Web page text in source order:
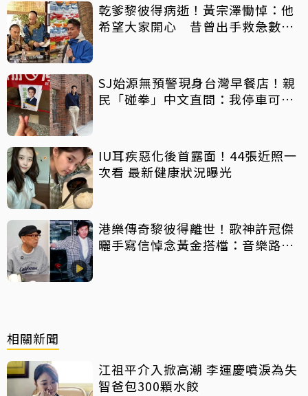
乾爹黎彼得病逝！黃宗澤慟悼：他
希望大家開心 昔曾出手救急數十
SJ始源無預警現身台灣早餐店！親
民「碰拳」中文直問：我停車可以
IU耳疾惡化後首露面！44張近照一
次看 最新健康狀況曝光
港樂傳奇黎彼得離世！歌神許冠傑
曬手寫信悼念黃金搭檔：音樂路上
相關新聞
江祖平介入掀高潮 李運慶噴淚為失
智爸包300顆水餃